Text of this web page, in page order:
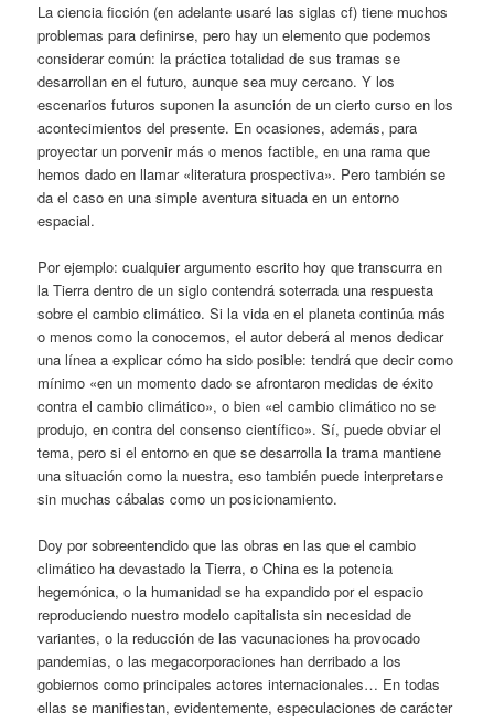
La ciencia ficción (en adelante usaré las siglas cf) tiene muchos
problemas para definirse, pero hay un elemento que podemos
considerar común: la práctica totalidad de sus tramas se
desarrollan en el futuro, aunque sea muy cercano. Y los
escenarios futuros suponen la asunción de un cierto curso en los
acontecimientos del presente. En ocasiones, además, para
proyectar un porvenir más o menos factible, en una rama que
hemos dado en llamar «literatura prospectiva». Pero también se
da el caso en una simple aventura situada en un entorno
espacial.
Por ejemplo: cualquier argumento escrito hoy que transcurra en
la Tierra dentro de un siglo contendrá soterrada una respuesta
sobre el cambio climático. Si la vida en el planeta continúa más
o menos como la conocemos, el autor deberá al menos dedicar
una línea a explicar cómo ha sido posible: tendrá que decir como
mínimo «en un momento dado se afrontaron medidas de éxito
contra el cambio climático», o bien «el cambio climático no se
produjo, en contra del consenso científico». Sí, puede obviar el
tema, pero si el entorno en que se desarrolla la trama mantiene
una situación como la nuestra, eso también puede interpretarse
sin muchas cábalas como un posicionamiento.
Doy por sobreentendido que las obras en las que el cambio
climático ha devastado la Tierra, o China es la potencia
hegemónica, o la humanidad se ha expandido por el espacio
reproduciendo nuestro modelo capitalista sin necesidad de
variantes, o la reducción de las vacunaciones ha provocado
pandemias, o las megacorporaciones han derribado a los
gobiernos como principales actores internacionales… En todas
ellas se manifiestan, evidentemente, especulaciones de carácter